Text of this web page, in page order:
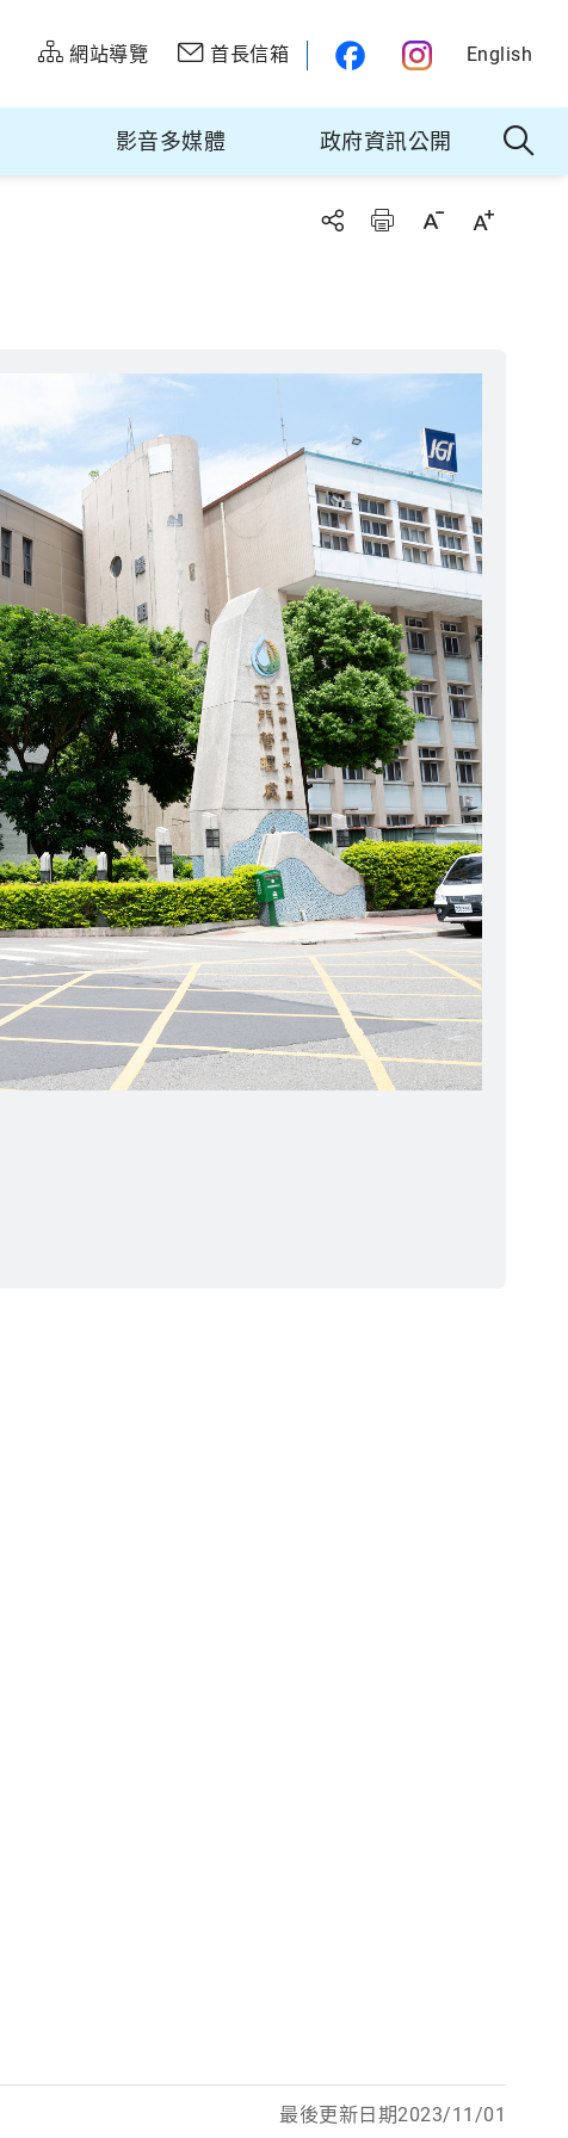
網站導覽 首長信箱 English
影音多媒體 政府資訊公開
最後更新日期2023/11/01